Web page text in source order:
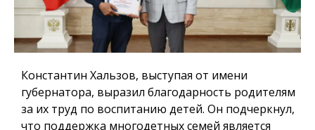
Константин Хальзов, выступая от имени
губернатора, выразил благодарность родителям
за их труд по воспитанию детей. Он подчеркнул,
что поддержка многодетных семей является